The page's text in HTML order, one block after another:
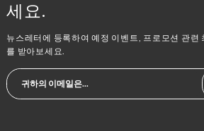
세요.
뉴스레터에 등록하여 예정 이벤트, 프로모션 관련
를 받아보세요.